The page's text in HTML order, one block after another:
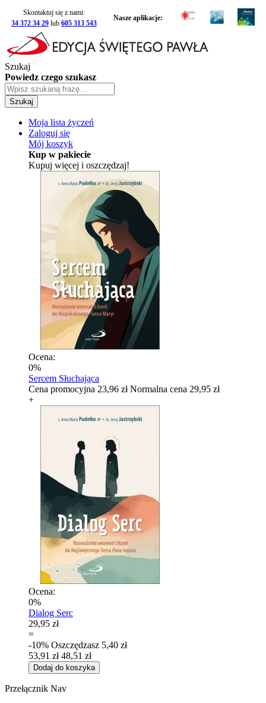
Skontaktuj się z nami:
34 372 34 29 lub 605 313 543
Nasze aplikacje:
Szukaj
Powiedz czego szukasz
Szukaj
Moja lista życzeń
Zaloguj się
Mój koszyk
Kup w pakiecie
Kupuj więcej i oszczędzaj!
Ocena:
0%
Sercem Słuchająca
Cena promocyjna 23,96 zł Normalna cena 29,95 zł
+
Ocena:
0%
Dialog Serc
29,95 zł
=
-10% Oszczędzasz 5,40 zł
53,91 zł 48,51 zł
Dodaj do koszyka
Przełącznik Nav